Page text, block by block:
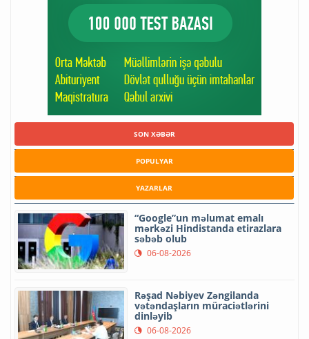
SON XƏBƏR
POPULYAR
YAZARLAR
“Google”un məlumat emalı
mərkəzi Hindistanda etirazlara
səbəb olub
06-08-2026
Rəşad Nəbiyev Zəngilanda
vətəndaşların müraciətlərini
dinləyib
06-08-2026